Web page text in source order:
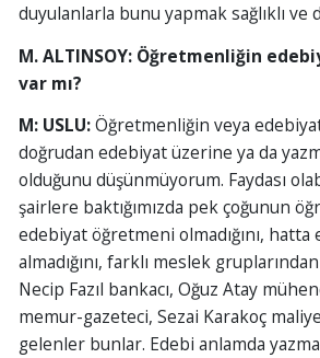
duyulanlarla bunu yapmak sağlıklı ve
M. ALTINSOY: Öğretmenliğin
var mı?
M: USLU:Öğretmenliğin veya
doğrudan edebiyat üzerine ya da
olduğunu düşünmüyorum. Faydası
şairlere baktığımızda pek çoğunun
edebiyat öğretmeni olmadığını,
almadığını, farklı meslek
Necip Fazıl bankacı, Oğuz Atay
memur-gazeteci, Sezai Karakoç
gelenler bunlar. Edebi anlamda